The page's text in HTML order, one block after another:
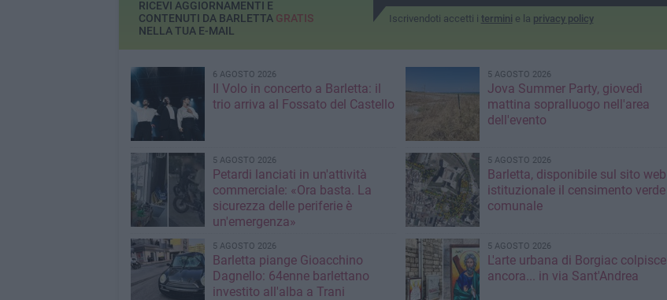
Iscrivendoti accetti i termini e la privacy policy
RICEVI AGGIORNAMENTI E
CONTENUTI DA BARLETTA GRATIS
NELLA TUA E-MAIL
6 AGOSTO 2026
Il Volo in concerto a Barletta: il
trio arriva al Fossato del Castello
5 AGOSTO 2026
Jova Summer Party, giovedì
mattina sopralluogo nell'area
dell'evento
5 AGOSTO 2026
Petardi lanciati in un'attività
commerciale: «Ora basta. La
sicurezza delle periferie è
un'emergenza»
5 AGOSTO 2026
Barletta, disponibile sul sito web
istituzionale il censimento verde
comunale
5 AGOSTO 2026
Barletta piange Gioacchino
Dagnello: 64enne barlettano
investito all'alba a Trani
5 AGOSTO 2026
L'arte urbana di Borgiac colpisce
ancora... in via Sant'Andrea